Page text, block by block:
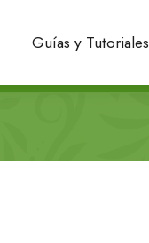
Guías y Tutoriales